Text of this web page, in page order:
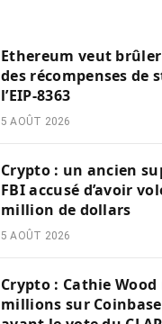
Ethereum veut
des récompenses de
l’EIP-8363
5 AOÛT 2026
Crypto : un ancien
FBI accusé d’avoir
million de dollars
5 AOÛT 2026
Crypto : Cathie Wood
millions sur